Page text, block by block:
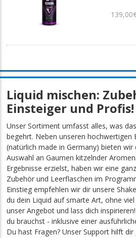
Liquid mischen:
Einsteiger und Profis!
Unser Sortiment umfasst alles, was
begehrt. Neben unseren hochwertigen
(natürlich made in Germany) bieten wir
Auswahl an Gaumen kitzelnder
Ergebnisse erzielst, haben wir eine
Zubehör und Leerflaschen im
Einstieg empfehlen wir dir unsere
du dein Liquid auf smarte Art, ohne
unser Angebot und lass dich
du brauchst - inklusive einer
Du hast Fragen? Unser Support hilft dir